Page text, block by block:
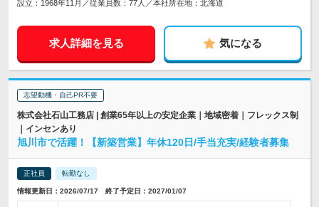
設立：1968年11月／従業員数：77人／本社所在地：北海道
求人詳細を見る 気になる
志望動機・自己PR不要
株式会社石山工務店 | 創業65年以上の安定企業｜地域密着｜フレックス制
｜インセンあり
旭川市で活躍！【新築営業】年休120日/手当充実/経験者募集
正社員 転勤なし
情報更新日：2026/07/17 終了予定日：2027/01/07